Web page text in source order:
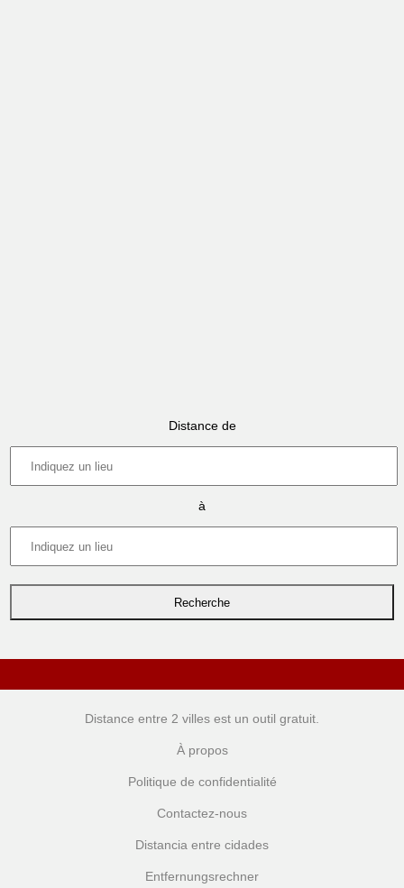
Distance de
à
Distance entre 2 villes est un outil gratuit.
À propos
Politique de confidentialité
Contactez-nous
Distancia entre cidades
Entfernungsrechner